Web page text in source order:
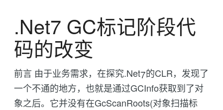
.Net7 GC标记阶段代
码的改变
前言 由于业务需求，在探究.Net7的CLR，发现了
一个不通的地方，也就是通过GCInfo获取到了对
象之后。它并没有在GcScanRoots(对象扫描标